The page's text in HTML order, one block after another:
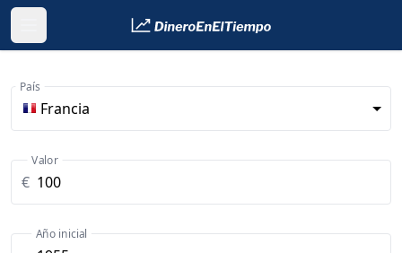
Francia
País
€
Valor
Año inicial